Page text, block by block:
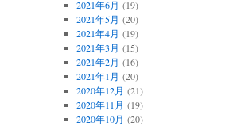
2021年6月 (19)
2021年5月 (20)
2021年4月 (19)
2021年3月 (15)
2021年2月 (16)
2021年1月 (20)
2020年12月 (21)
2020年11月 (19)
2020年10月 (20)